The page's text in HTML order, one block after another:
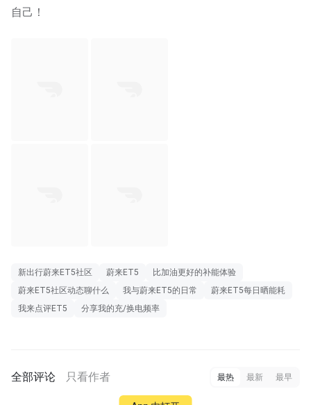
自己！
新出行蔚来ET5社区 蔚来ET5
比加油更好的补能体验
蔚来ET5社区动态聊什么
我与蔚来ET5的日常
蔚来ET5每日晒能耗
我来点评ET5
分享我的充/换电频率
全部评论 只看作者 最热 最新 最早